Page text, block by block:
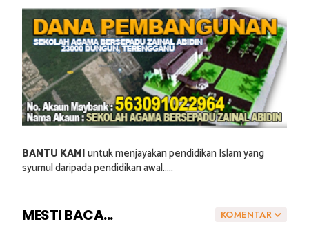
BANTU KAMIuntuk menjayakan pendidikan Islam yang
syumul daripada pendidikan awal.....
KOMENTAR
MESTI BACA...